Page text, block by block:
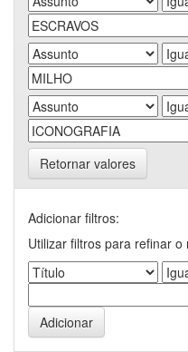
Retornar valores
Adicionar filtros:
Utilizar filtros para refinar